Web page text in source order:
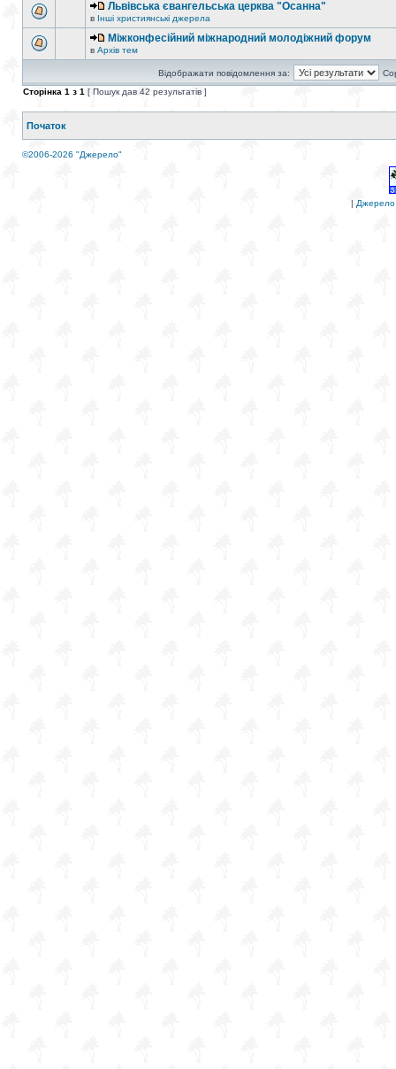
Львівська євангельська церква "Осанна"
в Інші християнські джерела
Міжконфесійний міжнародний молодіжний форум
в Архів тем
Відображати повідомлення за:
Сторінка 1 з 1 [ Пошук дав 42 результатів ]
Початок
©2006-2026 "Джерело"
| Джерело